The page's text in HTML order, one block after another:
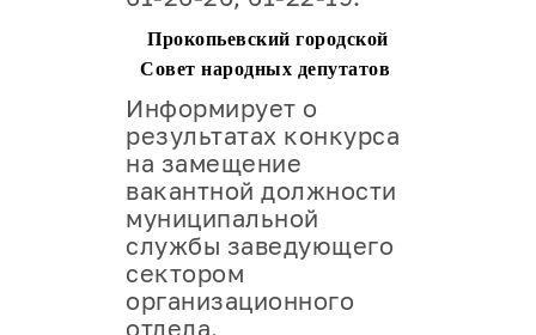
Прокопьевский городской
Совет народных депутатов
Информирует о
результатах конкурса
на замещение
вакантной должности
муниципальной
службы заведующего
сектором
организационного
отдела.